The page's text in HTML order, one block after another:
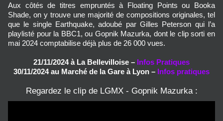
Aux côtés de titres empruntés à Floating Points ou Booka
Shade, on y trouve une majorité de compositions originales, tel
que le single Earthquake, adoubé par Gilles Peterson qui l’a
playlisté pour la BBC1, ou Gopnik Mazurka, dont le clip sorti en
mai 2024 comptabilise déjà plus de 26 000 vues.
21/11/2024 à La Bellevilloise – Infos Pratiques
30/11/2024 au Marché de la Gare à Lyon – Infos pratiques
Regardez le clip de LGMX - Gopnik Mazurka :